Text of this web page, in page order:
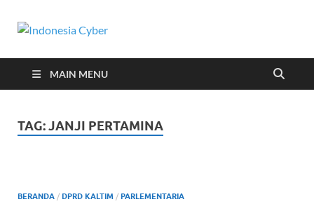
Indonesia
Cyber
MAIN MENU
TAG:JANJI PERTAMINA
BERANDA / DPRD KALTIM / PARLEMENTARIA